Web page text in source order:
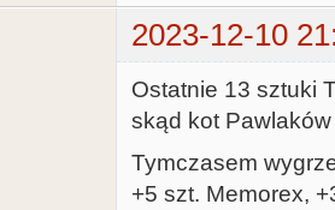
2023-12-10
Ostatnie 13 sztuki
skąd kot Pawlaków
Tymczasem
+5 szt. Memorex,